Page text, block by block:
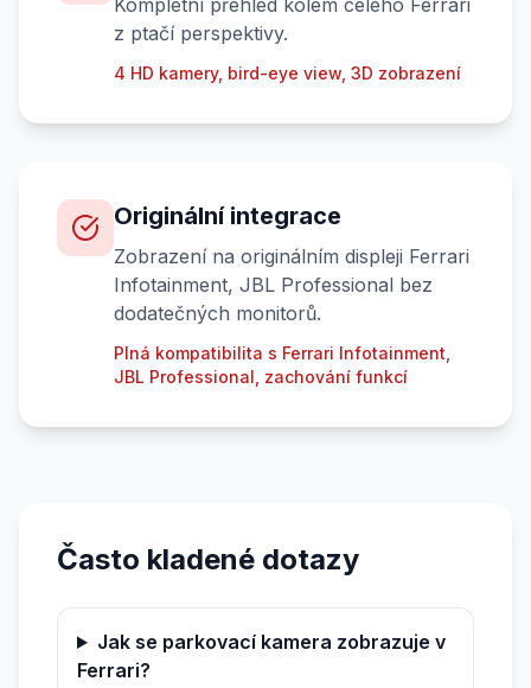
Kompletní přehled kolem celého Ferrari
z ptačí perspektivy.
4 HD kamery, bird-eye view, 3D zobrazení
Originální integrace
Zobrazení na originálním displeji Ferrari
Infotainment, JBL Professional bez
dodatečných monitorů.
Plná kompatibilita s Ferrari Infotainment,
JBL Professional, zachování funkcí
Často kladené dotazy
Jak se parkovací kamera zobrazuje v
Ferrari?